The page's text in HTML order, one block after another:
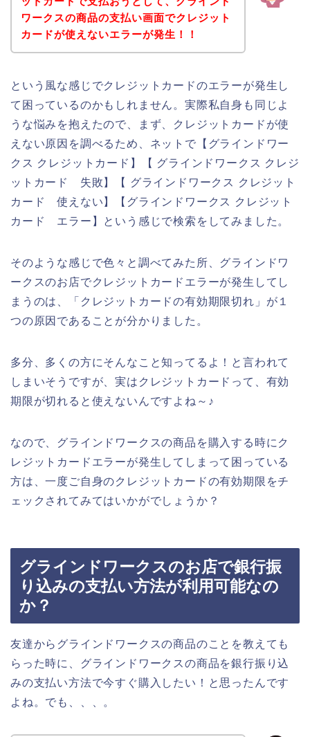
ワークスの商品の支払い画面でクレジット
カードが使えないエラーが発生！！
という風な感じでクレジットカードのエラーが発生し
て困っているのかもしれません。実際私自身も同じよ
うな悩みを抱えたので、まず、クレジットカードが使
えない原因を調べるため、ネットで【グラインドワー
クス クレジットカード】【 グラインドワークス クレジ
ットカード 失敗】【 グラインドワークス クレジット
カード 使えない】【グラインドワークス クレジット
カード エラー】という感じで検索をしてみました。
そのような感じで色々と調べてみた所、グラインドワ
ークスのお店でクレジットカードエラーが発生してし
まうのは、「クレジットカードの有効期限切れ」が１
つの原因であることが分かりました。
多分、多くの方にそんなこと知ってるよ！と言われて
しまいそうですが、実はクレジットカードって、有効
期限が切れると使えないんですよね～♪
なので、グラインドワークスの商品を購入する時にク
レジットカードエラーが発生してしまって困っている
方は、一度ご自身のクレジットカードの有効期限をチ
ェックされてみてはいかがでしょうか？
グラインドワークスのお店で銀行振
り込みの支払い方法が利用可能なの
か？
友達からグラインドワークスの商品のことを教えても
らった時に、グラインドワークスの商品を銀行振り込
みの支払い方法で今すぐ購入したい！と思ったんです
よね。でも、、、。